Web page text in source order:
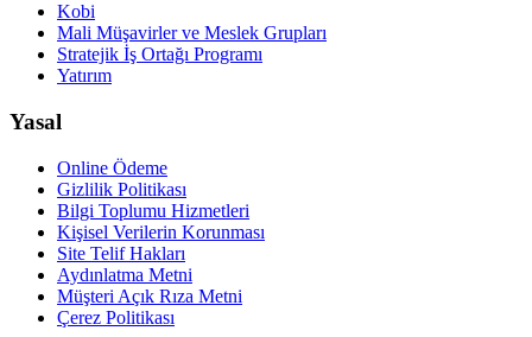
Kobi
Mali Müşavirler ve Meslek Grupları
Stratejik İş Ortağı Programı
Yatırım
Yasal
Online Ödeme
Gizlilik Politikası
Bilgi Toplumu Hizmetleri
Kişisel Verilerin Korunması
Site Telif Hakları
Aydınlatma Metni
Müşteri Açık Rıza Metni
Çerez Politikası